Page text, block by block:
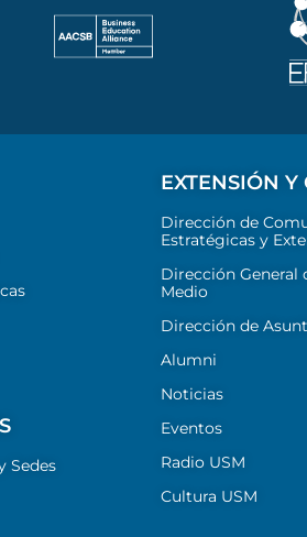
Sedes
EXTENSIÓN Y
Dirección de
Estratégicas y
Dirección General
Medio
Dirección de
Alumni
Noticias
Eventos
Radio USM
Cultura USM